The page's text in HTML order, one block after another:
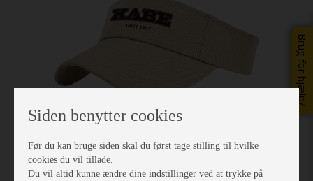
Brug for hjælp?
Siden benytter cookies
Før du kan bruge siden skal du først tage stilling til hvilke
cookies du vil tillade.
Du vil altid kunne ændre dine indstillinger ved at trykke på